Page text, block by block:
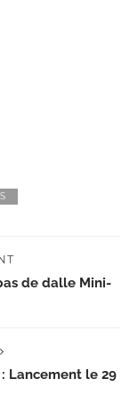
de dalle Mini-
Lancement le 29